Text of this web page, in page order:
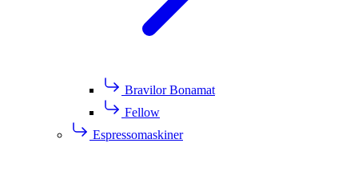
Bravilor Bonamat
Fellow
Espressomaskiner